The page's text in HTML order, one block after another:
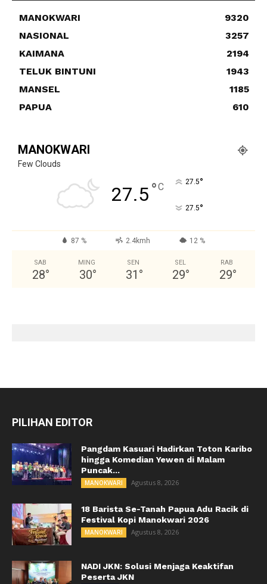
MANOKWARI
9320
NASIONAL
3257
KAIMANA
2194
TELUK BINTUNI
1943
MANSEL
1185
PAPUA
610
MANOKWARI
Few Clouds
27.5°C 27.5°
27.5°
87 % 2.4kmh 12 %
SAB
28°
MING
30°
SEN
31 °
SEL
29°
RAB
29°
PILIHAN EDITOR
Pangdam Kasuari Hadirkan Toton Karibo
hingga Komedian Yewen di Malam
Puncak...
MANOKWARI Agustus 8, 2026
18 Barista Se-Tanah Papua Adu Racik di
Festival Kopi Manokwari 2026
MANOKWARI Agustus 8, 2026
NADI JKN: Solusi Menjaga Keaktifan
Peserta JKN